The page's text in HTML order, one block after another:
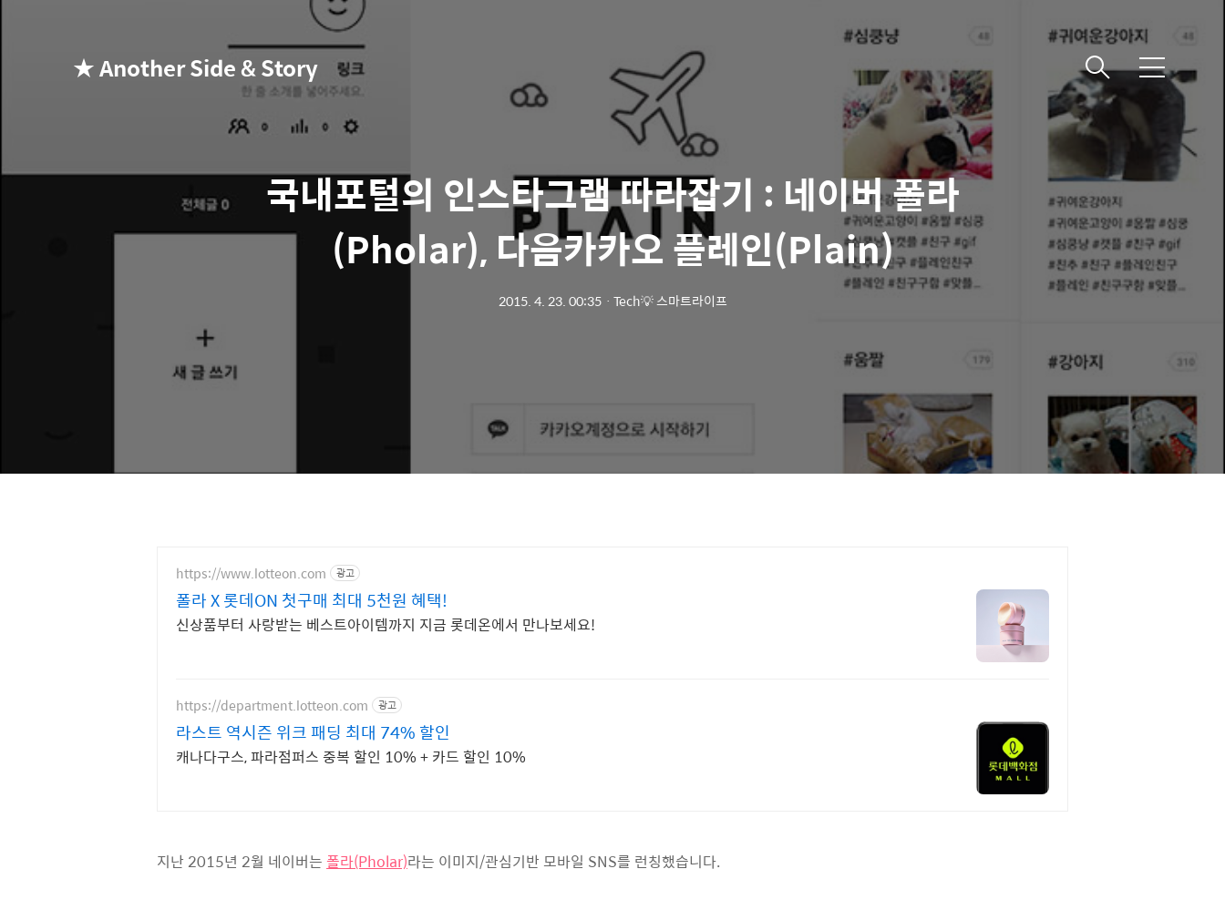
★ Another Side & Story 메
국내포털의 인스타그램 따라잡기 : 네이버 폴라
(Pholar), 다음카카오 플레인(Plain)
2015. 4. 23. 00:35ㆍ Tech💡 스마트라이프
https://www.lotteon.com 광고
폴라 X 롯데ON 첫구매 최대 5천원 혜택!
신상품부터 사랑받는 베스트아이템까지 지금 롯데온에서 만나보세요!
https://department.lotteon.com 광고
라스트 역시즌 위크 패딩 최대 74% 할인
캐나다구스, 파라점퍼스 중복 할인 10% + 카드 할인 10%
지난 2015년 2월 네이버는 폴라(Pholar)라는 이미지/관심기반 모바일 SNS를 런칭했습니다.